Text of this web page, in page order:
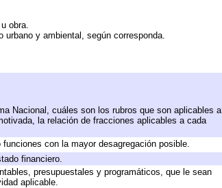
obra.
y ambiental, según corresponda.
Nacional, cuáles son los rubros que son aplicables a
la relación de fracciones aplicables a cada
con la mayor desagregación posible.
financiero.
presupuestales y programáticos, que le sean
aplicable.